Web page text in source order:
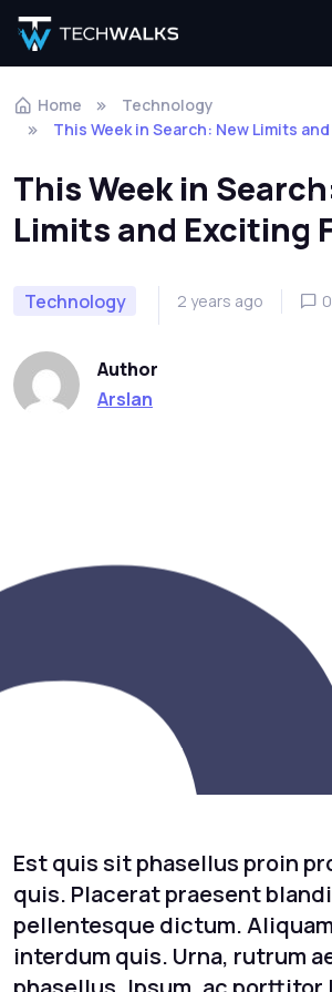
Home
Technology
This Week in Search: New Limits
This Week in
Limits and Exciting
Technology 2 years ago 0
Author
Arslan
Est quis sit phasellus proin
quis. Placerat praesent
pellentesque dictum.
interdum quis. Urna, rutrum